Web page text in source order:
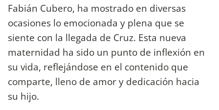
Fabián Cubero, ha mostrado en diversas
ocasiones lo emocionada y plena que se
siente con la llegada de Cruz. Esta nueva
maternidad ha sido un punto de inflexión en
su vida, reflejándose en el contenido que
comparte, lleno de amor y dedicación hacia
su hijo.